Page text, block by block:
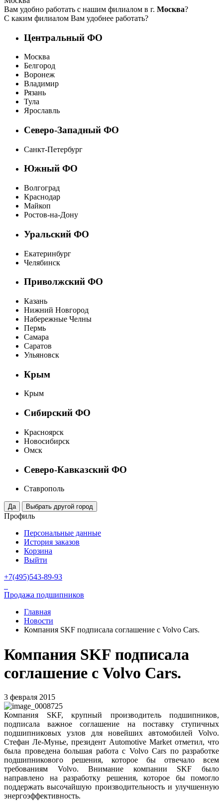
Вам удобно работать с нашим филиалом в г. Москва?
С каким филиалом Вам удобнее работать?
Центральный ФО
Москва
Белгород
Воронеж
Владимир
Рязань
Тула
Ярославль
Северо-Западный ФО
Санкт-Петербург
Южный ФО
Волгоград
Краснодар
Майкоп
Ростов-на-Дону
Уральский ФО
Екатеринбург
Челябинск
Приволжский ФО
Казань
Нижний Новгород
Набережные Челны
Пермь
Самара
Саратов
Ульяновск
Крым
Крым
Сибирский ФО
Красноярск
Новосибирск
Омск
Северо-Кавказский ФО
Ставрополь
Профиль
Персональные данные
История заказов
Корзина
Выйти
+7(495)543-89-93
Продажа подшипников
Главная
Новости
Компания SKF подписала соглашение с Volvo Cars.
Компания SKF подписала
соглашение с Volvo Cars.
3 февраля 2015
Компания SKF, крупный производитель подшипников,
подписала важное соглашение на поставку ступичных
подшипниковых узлов для новейших автомобилей Volvo.
Стефан Ле-Мунье, президент Automotive Market отметил, что
была проведена большая работа с Volvo Cars по разработке
подшипникового решения, которое бы отвечало всем
требованиям Volvo. Внимание компании SKF было
направлено на разработку решения, которое бы помогло
поддержать высочайшую производительность и улучшенную
энергоэффективность.